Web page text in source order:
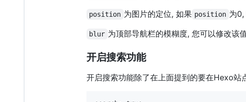
position 为图片的定位, 如果 position 为
blur 为顶部导航栏的模糊度, 您可以修改该
开启搜索功能
开启搜索功能除了在上面提到的要在Hexo站